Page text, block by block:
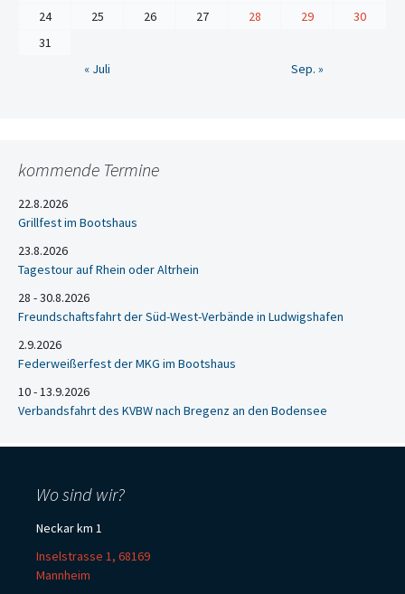
24
25 26 27 28 29
30
31
« Juli
Sep. »
kommende Termine
22.8.2026
Grillfest im Bootshaus
23.8.2026
Tagestour auf Rhein oder Altrhein
28 - 30.8.2026
Freundschaftsfahrt der Süd-West-Verbände in Ludwigshafen
2.9.2026
Federweißerfest der MKG im Bootshaus
10 - 13.9.2026
Verbandsfahrt des KVBW nach Bregenz an den Bodensee
Wo sind wir?
Neckar km 1
Inselstrasse 1, 68169
Mannheim